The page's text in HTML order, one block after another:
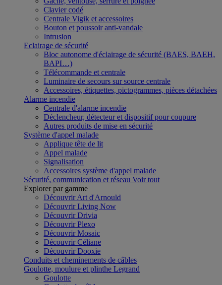
Clavier codé
Centrale Vigik et accessoires
Bouton et poussoir anti-vandale
Intrusion
Eclairage de sécurité
Bloc autonome d'éclairage de sécurité (BAES, BAEH,
BAPI…)
Télécommande et centrale
Luminaire de secours sur source centrale
Accessoires, étiquettes, pictogrammes, pièces détachées
Alarme incendie
Centrale d'alarme incendie
Déclencheur, détecteur et dispositif pour coupure
Autres produits de mise en sécurité
Système d'appel malade
Applique tête de lit
Appel malade
Signalisation
Accessoires système d'appel malade
Sécurité, communication et réseau Voir tout
Explorer par gamme
Découvrir Art d'Arnould
Découvrir Living Now
Découvrir Drivia
Découvrir Plexo
Découvrir Mosaic
Découvrir Céliane
Découvrir Dooxie
Conduits et cheminements de câbles
Goulotte, moulure et plinthe Legrand
Goulotte